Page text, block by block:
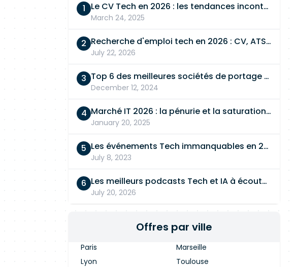
Le CV Tech en 2026 : les tendances incontournables
March 24, 2025
Recherche d'emploi tech en 2026 : CV, ATS, entretien… On vous dit tout
July 22, 2026
Top 6 des meilleures sociétés de portage salarial
December 12, 2024
Marché IT 2026 : la pénurie et la saturation, en même temps
January 20, 2025
Les événements Tech immanquables en 2026
July 8, 2023
Les meilleurs podcasts Tech et IA à écouter en 2026
July 20, 2026
Offres par ville
Paris
Marseille
Lyon
Toulouse